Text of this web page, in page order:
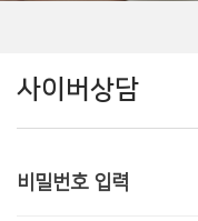
사이버상담
비밀번호 입력